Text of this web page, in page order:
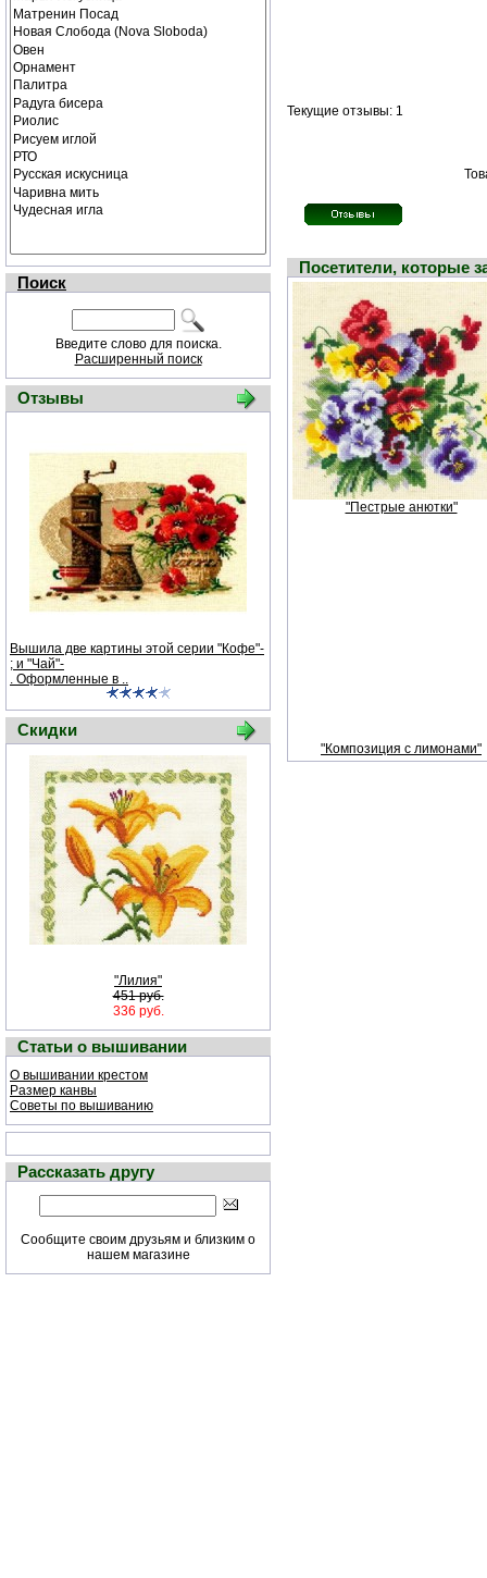
Поиск
Введите слово для поиска.
Расширенный поиск
Отзывы
Вышила две картины этой серии "Кофе"-
; и "Чай"-
. Оформленные в ..
Скидки
"Лилия"
451 руб.
336 руб.
Статьи о вышивании
О вышивании крестом
Размер канвы
Советы по вышиванию
Рассказать другу
Сообщите своим друзьям и близким о
нашем магазине
Текущие отзывы: 1
Посетители, которые
"Пестрые анютки"
"Композиция с лимонами"